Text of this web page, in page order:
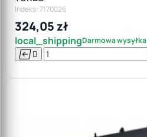
Indeks: 7170026
324,05 zł
local_shippingDarmowa wysyłka
 